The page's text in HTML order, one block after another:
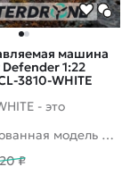
машина
1:22
3810-WHITE
- это
модель с
подсветкой
₽